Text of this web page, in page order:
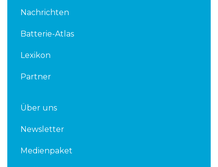
Nachrichten
Batterie-Atlas
Lexikon
Partner
Über uns
Newsletter
Medienpaket